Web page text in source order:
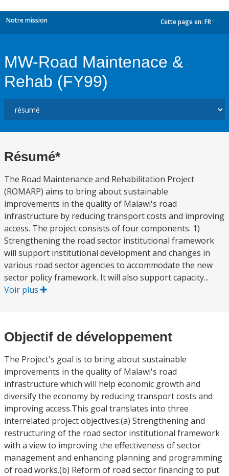
Notre mission Cette page en: FR
MW-Road Maintenace &
Rehab (FY99)
Résumé*
The Road Maintenance and Rehabilitation Project
(ROMARP) aims to bring about sustainable
improvements in the quality of Malawi's road
infrastructure by reducing transport costs and improving
access. The project consists of four components. 1)
Strengthening the road sector institutional framework
will support institutional development and changes in
various road sector agencies to accommodate the new
sector policy framework. It will also support capacity...
Voir plus
Objectif de développement
The Project's goal is to bring about sustainable
improvements in the quality of Malawi's road
infrastructure which will help economic growth and
diversify the economy by reducing transport costs and
improving access.This goal translates into three
interrelated project objectives:(a) Strengthening and
restructuring of the road sector institutional framework
with a view to improving the effectiveness of sector
management and enhancing planning and programming
of road works.(b) Reform of road sector financing to put